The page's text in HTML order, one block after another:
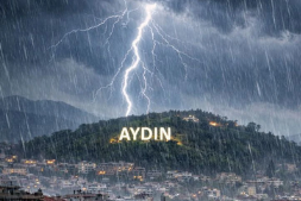
Muğla
Politika
Uşak